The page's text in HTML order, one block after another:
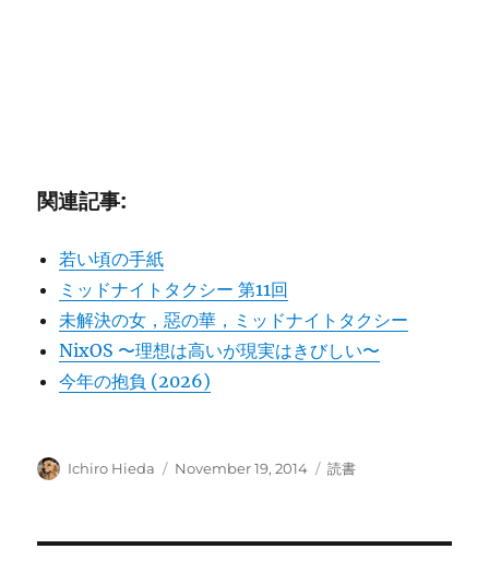
関連記事:
若い頃の手紙
ミッドナイトタクシー 第11回
未解決の女，惡の華，ミッドナイトタクシー
NixOS 〜理想は高いが現実はきびしい〜
今年の抱負 (2026)
Author
Ichiro Hieda
Posted
November 19, 2014 Categories
読書